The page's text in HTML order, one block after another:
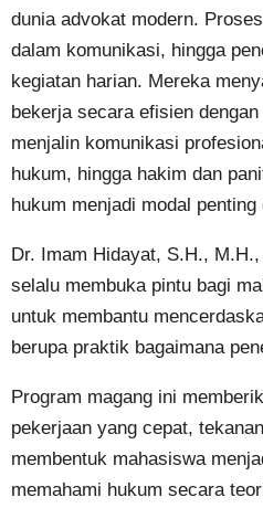
dunia advokat modern.
dalam komunikasi, hingga
kegiatan harian. Mereka
bekerja secara efisien
menjalin komunikasi
hukum, hingga hakim dan
hukum menjadi modal
Dr. Imam Hidayat, S.H.,
selalu membuka pintu bagi
untuk membantu
berupa praktik bagaimana
Program magang ini
pekerjaan yang cepat,
membentuk mahasiswa
memahami hukum secara